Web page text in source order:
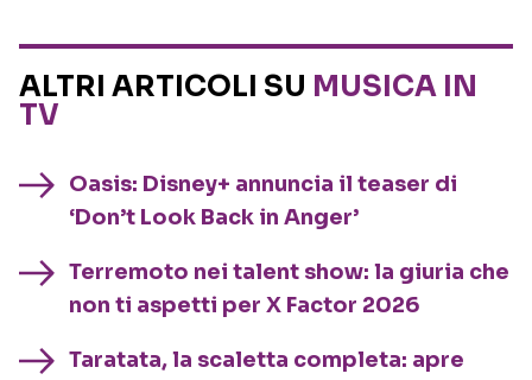
ALTRI ARTICOLI SU MUSICA IN
TV
Oasis: Disney+ annuncia il teaser di
‘Don’t Look Back in Anger’
Terremoto nei talent show: la giuria che
non ti aspetti per X Factor 2026
Taratata, la scaletta completa: apre